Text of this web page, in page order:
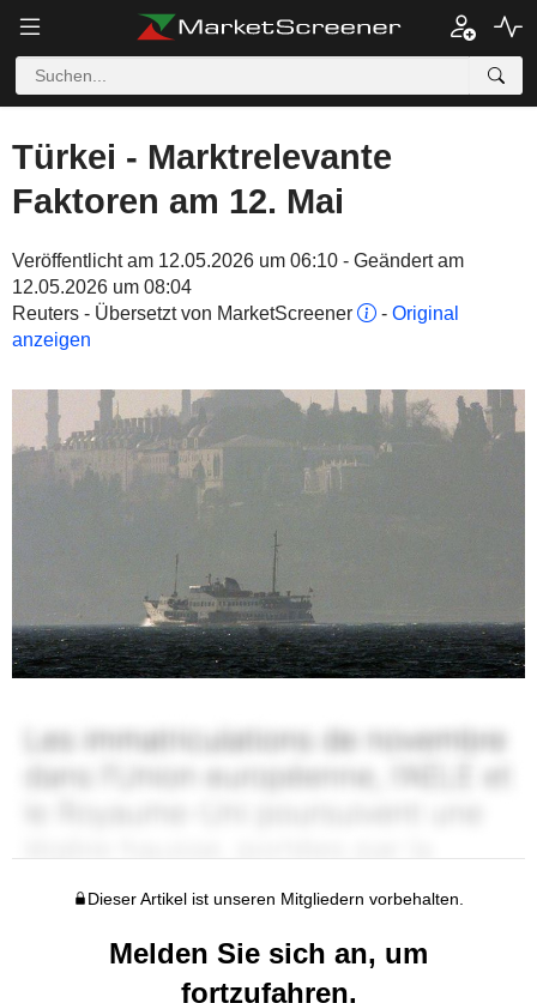
Türkei - Marktrelevante
Faktoren am 12. Mai
Veröffentlicht am 12.05.2026 um 06:10 - Geändert am
12.05.2026 um 08:04
Reuters - Übersetzt von MarketScreener
- Original
anzeigen
Dieser Artikel ist unseren Mitgliedern vorbehalten.
Melden Sie sich an, um
fortzufahren.